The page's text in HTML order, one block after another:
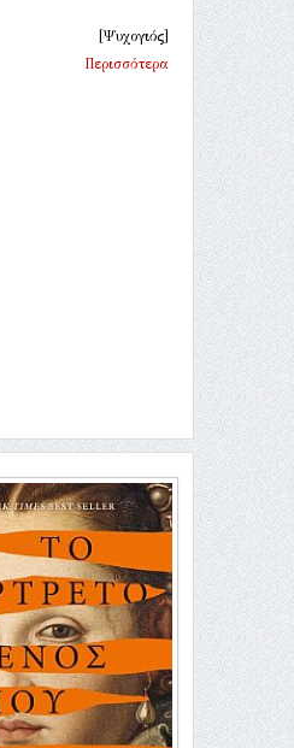
[Ψυχογιός]
Περισσότερα